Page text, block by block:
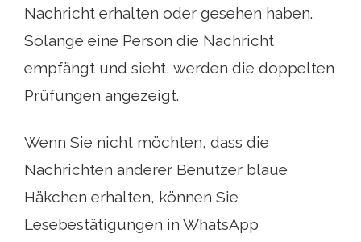
Nachricht erhalten oder gesehen haben.
Solange eine Person die Nachricht
empfängt und sieht, werden die doppelten
Prüfungen angezeigt.
Wenn Sie nicht möchten, dass die
Nachrichten anderer Benutzer blaue
Häkchen erhalten, können Sie
Lesebestätigungen in WhatsApp